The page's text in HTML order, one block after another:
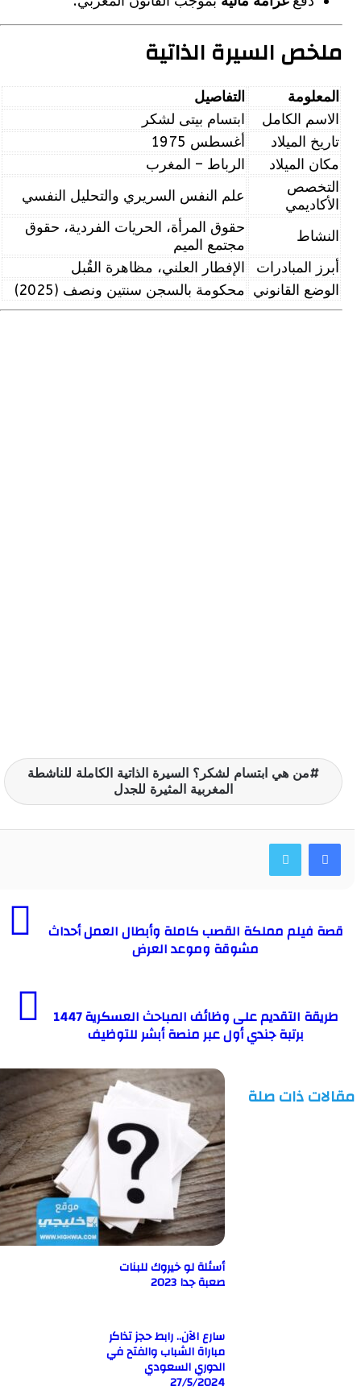
السيرة الذاتية
التفاصيل
الكامل
ابتسام بيتى لشكر
الميلاد
أغسطس 1975
الميلاد
الرباط – المغرب
علم النفس السريري والتحليل النفسي
حقوق المرأة، الحريات الفردية، حقوق
مجتمع الميم
المبادرات
الإفطار العلني، مظاهرة القُبل
القانوني محكومة بالسجن سنتين ونصف (2025)
من هي ابتسام لشكر؟ السيرة الذاتية الكاملة للناشطة
المغربية المثيرة للجدل
مملكة القصب كاملة وأبطال العمل أحداث
مشوقة وموعد العرض
طريقة التقديم على وظائف المباحث العسكرية 1447
برتبة جندي أول عبر منصة أبشر للتوظيف
ذات صلة
أسئلة لو خيروك للبنات
صعبة جدا 2023
سارع الآن.. رابط حجز تذاكر
مباراة الشباب والفتح في
الدوري السعودي
27/5/2024